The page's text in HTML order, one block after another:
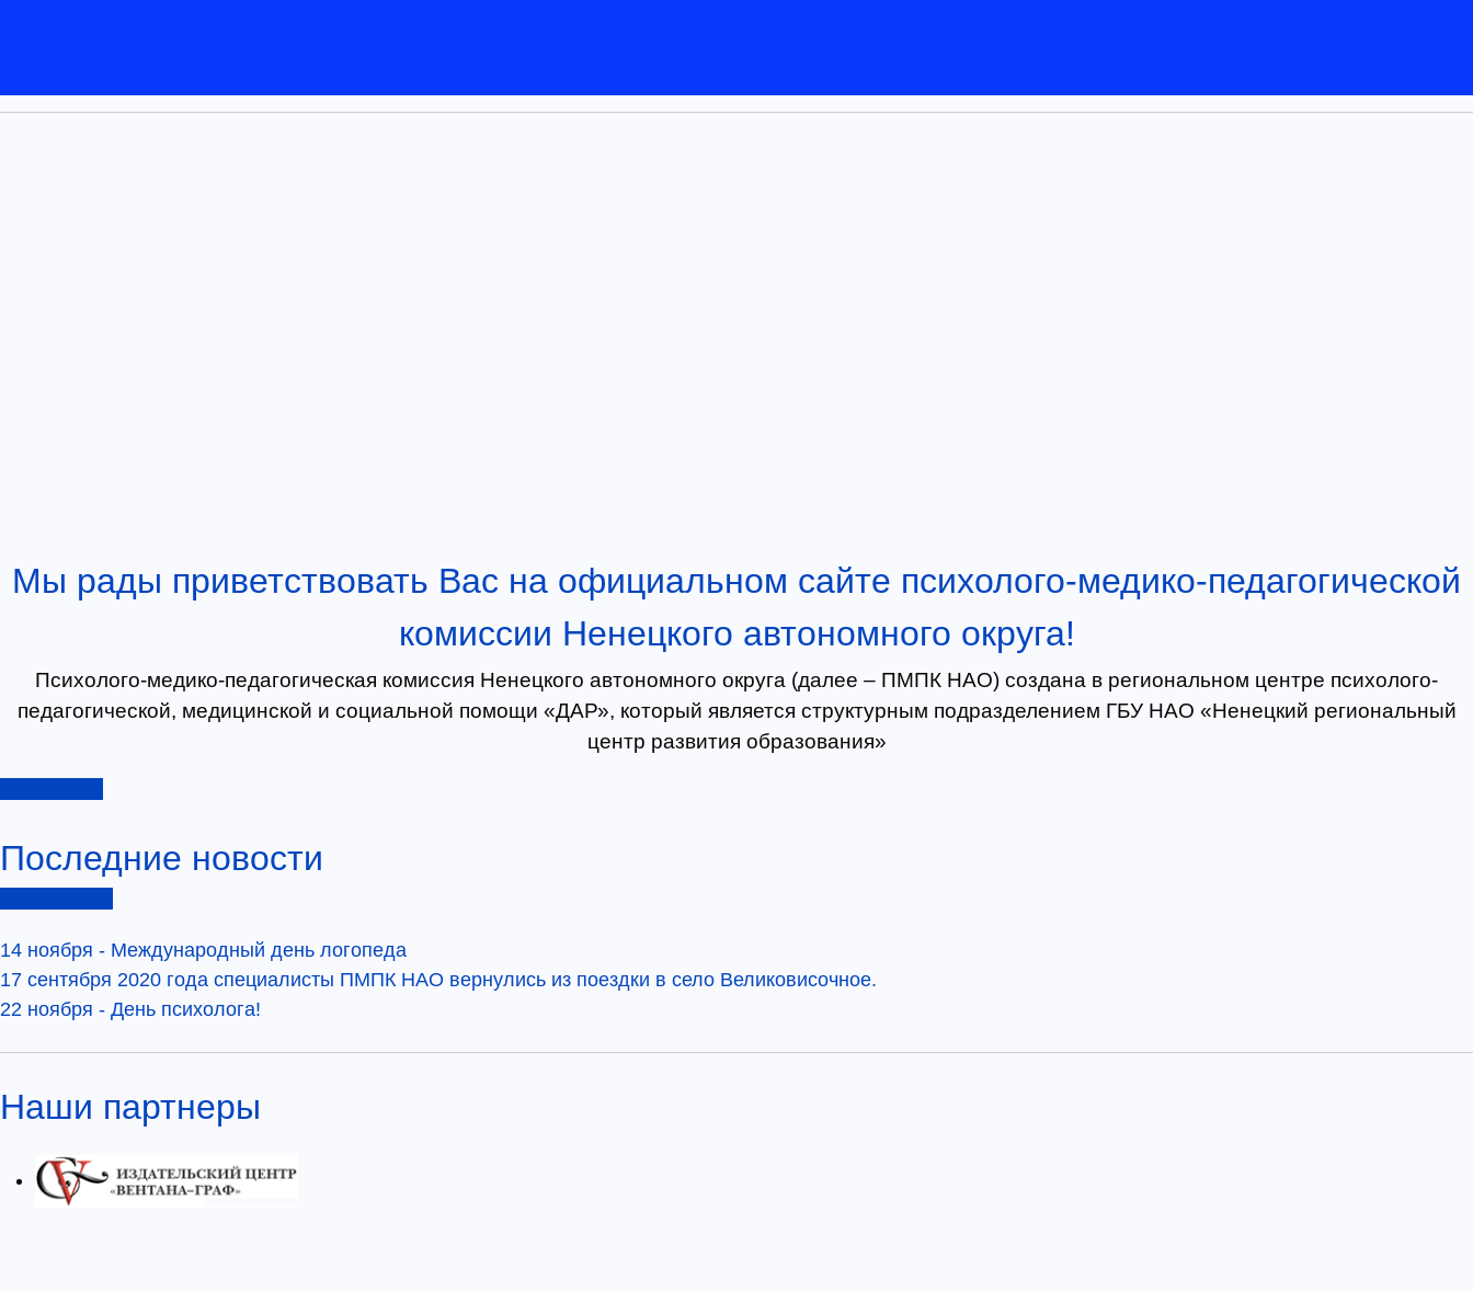
Мы рады приветствовать Вас на официальном сайте психолого-медико-педагогической
комиссии Ненецкого автономного округа!
Психолого-медико-педагогическая комиссия Ненецкого автономного округа (далее – ПМПК НАО) создана в региональном центре психолого-
педагогической, медицинской и социальной помощи «ДАР», который является структурным подразделением ГБУ НАО «Ненецкий региональный
центр развития образования»
Последние новости
14 ноября - Международный день логопеда
17 сентября 2020 года специалисты ПМПК НАО вернулись из поездки в село Великовисочное.
22 ноября - День психолога!
Наши партнеры